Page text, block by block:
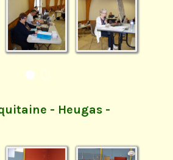
- Heugas -